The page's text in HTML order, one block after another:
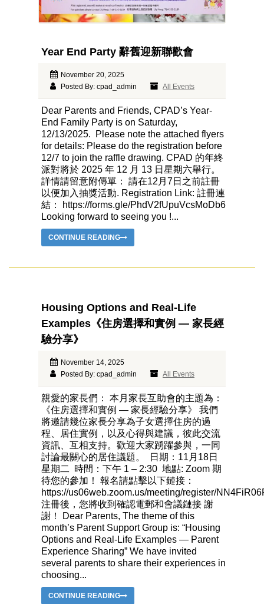
Year End Party 辭舊迎新聯歡會
November 20, 2025
Posted By: cpad_admin
All Events
Dear Parents and Friends, CPAD’s Year-
End Family Party is on Saturday,
12/13/2025. Please note the attached flyers
for details: Please do the registration before
12/7 to join the raffle drawing. CPAD 的年終
派對將於 2025 年 12 月 13 日星期六舉行。
詳情請留意附傳單： 請在12月7日之前註冊
以便加入抽獎活動. Registration Link: 註冊連
結： https://forms.gle/PhdV2fUpuVcsMoDb6
Looking forward to seeing you !...
CONTINUE READING
Housing Options and Real-Life
Examples《住房選擇和實例 — 家長經
驗分享》
November 14, 2025
Posted By: cpad_admin
All Events
親愛的家長們： 本月家長互助會的主題為：
《住房選擇和實例 — 家長經驗分享》 我們
將邀請幾位家長分享為子女選擇住房的過
程、居住實例，以及心得與建議，彼此交流
資訊、互相支持。歡迎大家踴躍參與，一同
討論最關心的居住議題。 日期：11月18日
星期二 時間：下午 1 – 2:30 地點: Zoom 期
待您的參加！ 報名請點擊以下鏈接：
https://us06web.zoom.us/meeting/register/
注冊後，您將收到確認電郵和會議鏈接 謝
謝！ Dear Parents, The theme of this
month’s Parent Support Group is: “Housing
Options and Real-Life Examples — Parent
Experience Sharing” We have invited
several parents to share their experiences in
choosing...
CONTINUE READING